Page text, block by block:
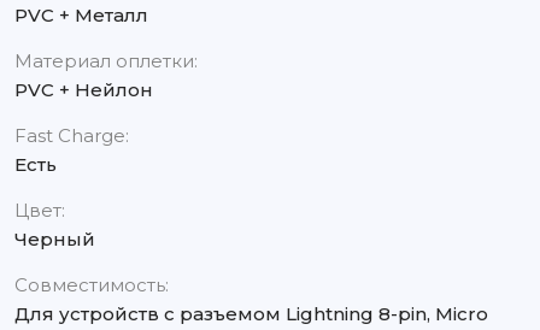
PVC + Металл
Материал оплетки:
PVC + Нейлон
Fast Charge:
Есть
Цвет:
Черный
Совместимость:
Для устройств с разъемом Lightning 8-pin, Micro